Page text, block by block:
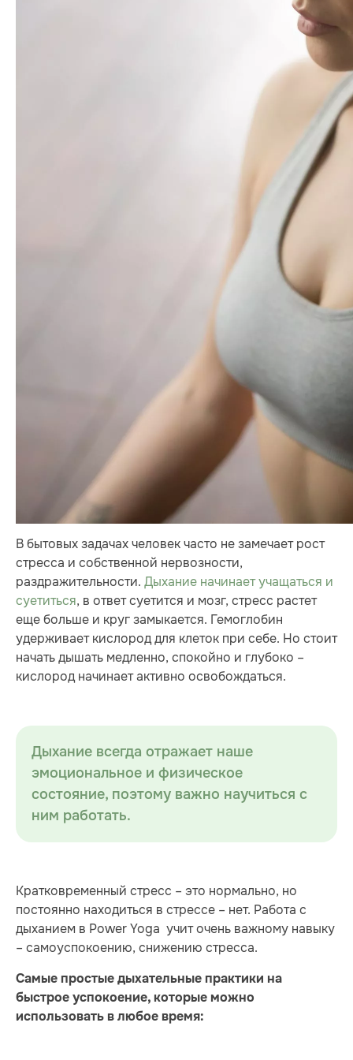
В бытовых задачах человек часто не замечает рост
стресса и собственной нервозности,
раздражительности. Дыхание начинает учащаться и
суетиться, в ответ суетится и мозг, стресс растет
еще больше и круг замыкается. Гемоглобин
удерживает кислород для клеток при себе. Но стоит
начать дышать медленно, спокойно и глубоко –
кислород начинает активно освобождаться.
Дыхание всегда отражает наше
эмоциональное и физическое
состояние, поэтому важно научиться с
ним работать.
Кратковременный стресс – это нормально, но
постоянно находиться в стрессе – нет. Работа с
дыханием в Power Yoga учит очень важному навыку
– самоуспокоению, снижению стресса.
Самые простые дыхательные практики на
быстрое успокоение, которые можно
использовать в любое время: